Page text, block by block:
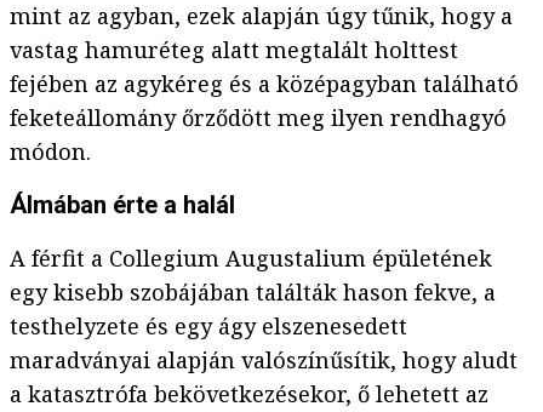
mint az agyban, ezek alapján úgy tűnik, hogy a
vastag hamuréteg alatt megtalált holttest
fejében az agykéreg és a középagyban található
feketeállomány őrződött meg ilyen rendhagyó
módon.
Álmában érte a halál
A férfit a Collegium Augustalium épületének
egy kisebb szobájában találták hason fekve, a
testhelyzete és egy ágy elszenesedett
maradványai alapján valószínűsítik, hogy aludt
a katasztrófa bekövetkezésekor, ő lehetett az